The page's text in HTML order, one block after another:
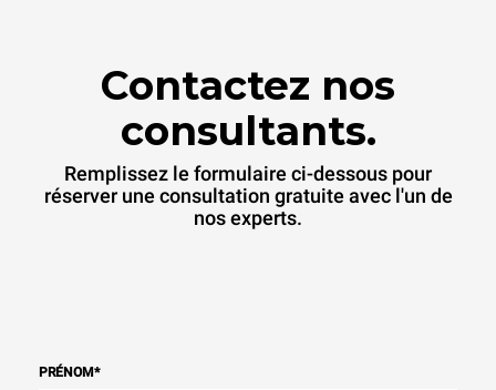
Contactez nos
consultants.
Remplissez le formulaire ci-dessous pour
réserver une consultation gratuite avec l'un de
nos experts.
PRÉNOM*